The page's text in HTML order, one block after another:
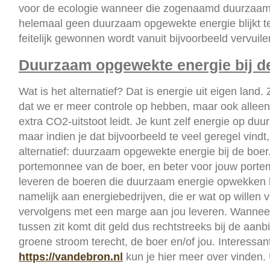
voor de ecologie wanneer die zogenaamd
helemaal geen duurzaam opgewekte energie blijkt
feitelijk gewonnen wordt vanuit bijvoorbeeld
Duurzaam opgewekte energie bij
Wat is het alternatief? Dat is energie uit eigen land.
dat we er meer controle op hebben, maar ook
extra CO2-uitstoot leidt. Je kunt zelf energie op
maar indien je dat bijvoorbeeld te veel geregel
alternatief: duurzaam opgewekte energie bij de
portemonnee van de boer, en beter voor jouw
leveren de boeren die duurzaam energie
namelijk aan energiebedrijven, die er wat op willen
vervolgens met een marge aan jou leveren.
tussen zit komt dit geld dus rechtstreeks bij de
groene stroom terecht, de boer en/of jou.
https://vandebron.nl kun je hier meer over